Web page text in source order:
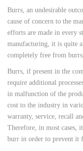
Burrs, an undesirable
cause of concern to the
efforts are made in every
manufacturing, it is quite
completely free from
Burrs, if present in the
require additional
in malfunction of the
cost to the industry in
warranty, service, recall
Therefore, in most cases,
burr in order to prevent it